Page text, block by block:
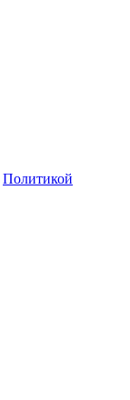
Политикой